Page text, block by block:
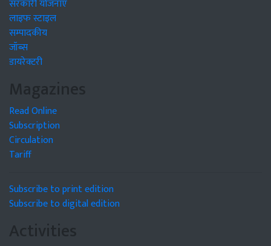
सरकारी योजनाएं
लाइफ स्टाइल
सम्पादकीय
जॉब्स
डायरेक्टरी
Magazines
Read Online
Subscription
Circulation
Tariff
Subscribe to print edition
Subscribe to digital edition
Activities